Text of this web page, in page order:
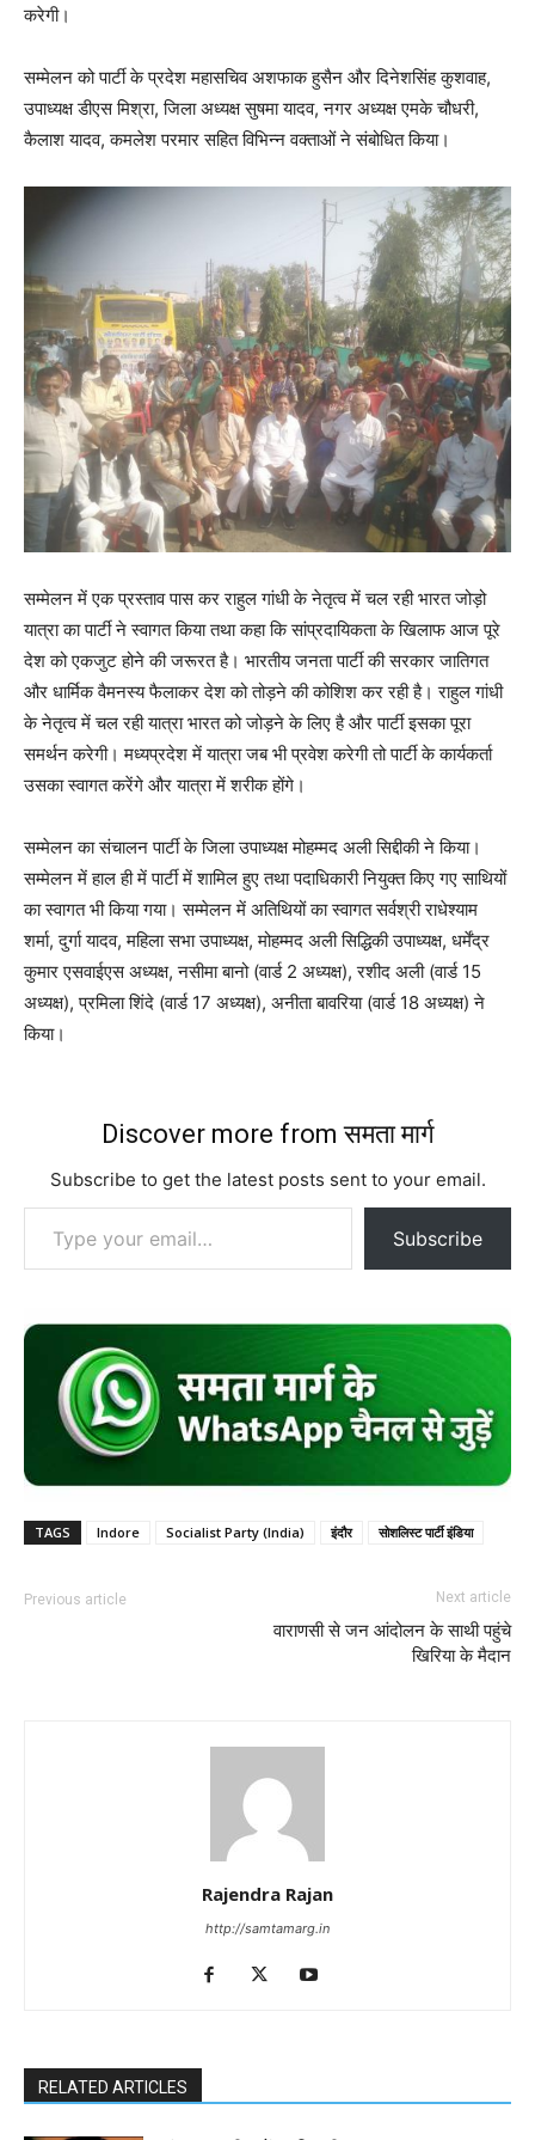
करेगी।
सम्मेलन को पार्टी के प्रदेश महासचिव अशफाक हुसैन और दिनेशसिंह कुशवाह,
उपाध्यक्ष डीएस मिश्रा, जिला अध्यक्ष सुषमा यादव, नगर अध्यक्ष एमके चौधरी,
कैलाश यादव, कमलेश परमार सहित विभिन्न वक्ताओं ने संबोधित किया।
सम्मेलन में एक प्रस्ताव पास कर राहुल गांधी के नेतृत्व में चल रही भारत जोड़ो
यात्रा का पार्टी ने स्वागत किया तथा कहा कि सांप्रदायिकता के खिलाफ आज पूरे
देश को एकजुट होने की जरूरत है। भारतीय जनता पार्टी की सरकार जातिगत
और धार्मिक वैमनस्य फैलाकर देश को तोड़ने की कोशिश कर रही है। राहुल गांधी
के नेतृत्व में चल रही यात्रा भारत को जोड़ने के लिए है और पार्टी इसका पूरा
समर्थन करेगी। मध्यप्रदेश में यात्रा जब भी प्रवेश करेगी तो पार्टी के कार्यकर्ता
उसका स्वागत करेंगे और यात्रा में शरीक होंगे।
सम्मेलन का संचालन पार्टी के जिला उपाध्यक्ष मोहम्मद अली सिद्दीकी ने किया।
सम्मेलन में हाल ही में पार्टी में शामिल हुए तथा पदाधिकारी नियुक्त किए गए साथियों
का स्वागत भी किया गया। सम्मेलन में अतिथियों का स्वागत सर्वश्री राधेश्याम
शर्मा, दुर्गा यादव, महिला सभा उपाध्यक्ष, मोहम्मद अली सिद्धिकी उपाध्यक्ष, धर्मेंद्र
कुमार एसवाईएस अध्यक्ष, नसीमा बानो (वार्ड 2 अध्यक्ष), रशीद अली (वार्ड 15
अध्यक्ष), प्रमिला शिंदे (वार्ड 17 अध्यक्ष), अनीता बावरिया (वार्ड 18 अध्यक्ष) ने
किया।
Discover more from समता मार्ग
Subscribe to get the latest posts sent to your email.
Type your email…
Subscribe
TAGS Indore Socialist Party (India) इंदौर सोशलिस्ट पार्टी इंडिया
Previous article Next article
वाराणसी से जन आंदोलन के साथी पहुंचे
खिरिया के मैदान
Rajendra Rajan
http://samtamarg.in
RELATED ARTICLES